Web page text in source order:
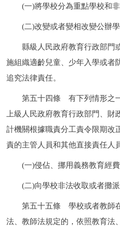
(一)將學校分為重點學校和非
(二)改變或者變相改變公辦學
縣級人民政府教育行政部門
施組織適齡兒童、少年入學或者
追究法律責任。
第五十四條 有下列情形之一
上級人民政府教育行政部門、
計機關根據職責分工責令限期改
責的主管人員和其他直接責任人
(一)侵佔、挪用義務教育經費
(二)向學校非法收取或者攤派
第五十五條 學校或者教師在
法、教師法規定的，依照教育法